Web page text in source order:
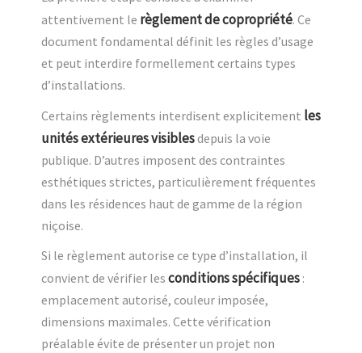
attentivement le règlement de copropriété. Ce
document fondamental définit les règles d’usage
et peut interdire formellement certains types
d’installations.
Certains règlements interdisent explicitement les
unités extérieures visiblesdepuis la voie
publique. D’autres imposent des contraintes
esthétiques strictes, particulièrement fréquentes
dans les résidences haut de gamme de la région
niçoise.
Si le règlement autorise ce type d’installation, il
convient de vérifier les conditions spécifiques :
emplacement autorisé, couleur imposée,
dimensions maximales. Cette vérification
préalable évite de présenter un projet non